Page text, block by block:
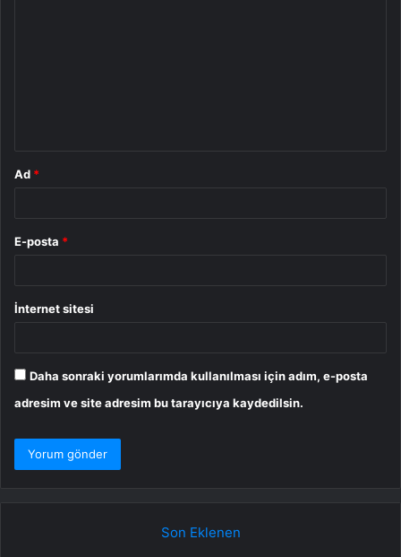
Ad *
E-posta *
İnternet sitesi
Daha sonraki yorumlarımda kullanılması için adım, e-posta
adresim ve site adresim bu tarayıcıya kaydedilsin.
Son Eklenen